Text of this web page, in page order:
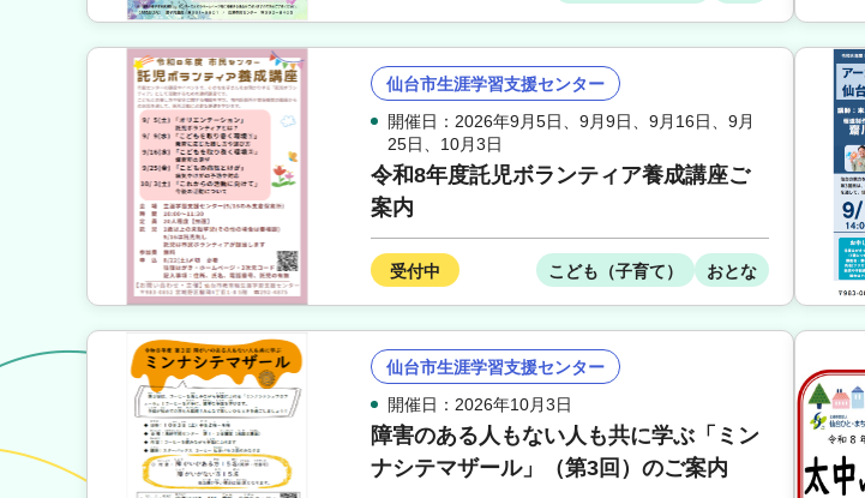
仙台市生涯学習支援センター
開催日：2026年9月5日、 9月9日、 9月16日、 9月
25日、 10月3日
令和8年度託児ボランティア養成講座ご
案内
受付中 こども（子育て） おとな
仙台市生涯学習支援センター
開催日：2026年10月3日
障害のある人もない人も共に学ぶ「ミン
ナシテマザール」（第3回）のご案内